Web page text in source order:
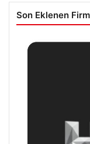
Son Eklenen